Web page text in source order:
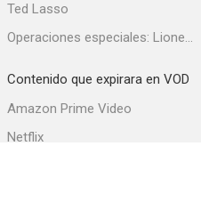
Ted Lasso
Operaciones especiales: Lioness
Contenido que expirara en VOD
Amazon Prime Video
Netflix